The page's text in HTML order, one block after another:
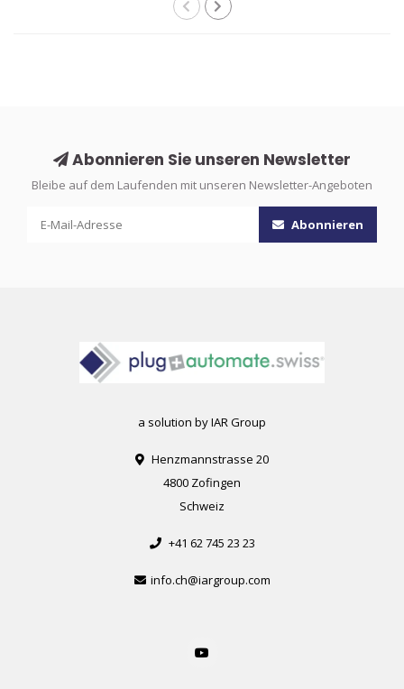
Abonnieren Sie unseren Newsletter
Bleibe auf dem Laufenden mit unseren Newsletter-Angeboten
Abonnieren
a solution by IAR Group
Henzmannstrasse 20
4800 Zofingen
Schweiz
+41 62 745 23 23
info.ch@iargroup.com